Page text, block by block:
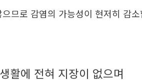
므로 감염의 가능성이 현저히 감
활에 전혀 지장이 없으며